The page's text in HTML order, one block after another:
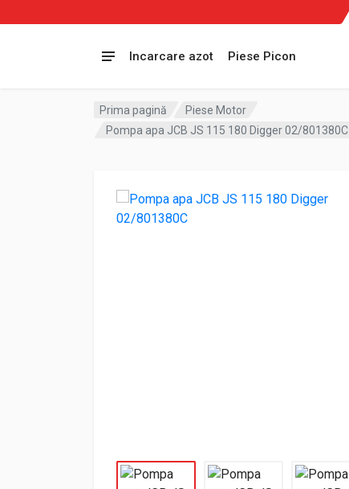
Incarcare azot Piese Picon
Prima pagină
Piese Motor
Pompa apa JCB JS 115 180 Digger 02/801380C